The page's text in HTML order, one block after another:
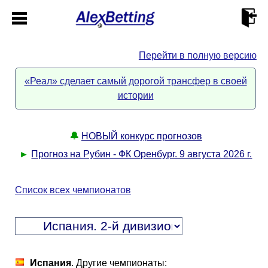
Описание
Прогнозы
Перейти в полную версию
«Реал» сделает самый дорогой трансфер в своей
истории
🔔 НОВЫЙ конкурс прогнозов
► Прогноз на Рубин - ФК Оренбург. 9 августа 2026 г.
Список всех чемпионатов
Испания. Другие чемпионаты: